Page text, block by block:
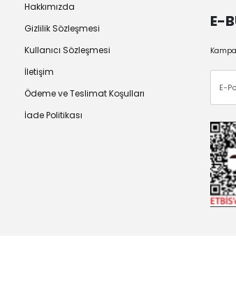
Hakkımızda
Gizlilik Sözleşmesi
Kullanıcı Sözleşmesi
İletişim
Ödeme ve Teslimat Koşulları
İade Politikası
E-